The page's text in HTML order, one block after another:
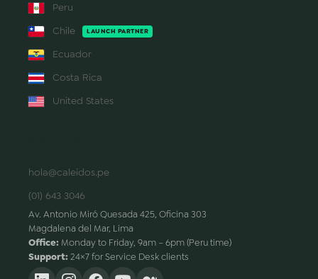
Peru
Chile
LAUNCH PARTNER
Ecuador
Costa Rica
United States
hola@caleidos.pe
(01) 643 3046
Av. Antonio Miró Quesada 425, Oficina 303
Magdalena del Mar, Lima
Office: Monday to Friday, 9am – 6pm (Peru time)
Support: 24×7 for Service Desk clients